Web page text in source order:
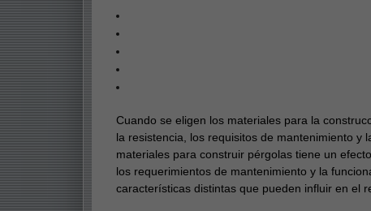
Cuando se eligen los materiales para la
la resistencia, los requisitos de mantenimiento y
materiales para construir pérgolas tiene un
los requerimientos de mantenimiento y la
características distintas que pueden influir en el